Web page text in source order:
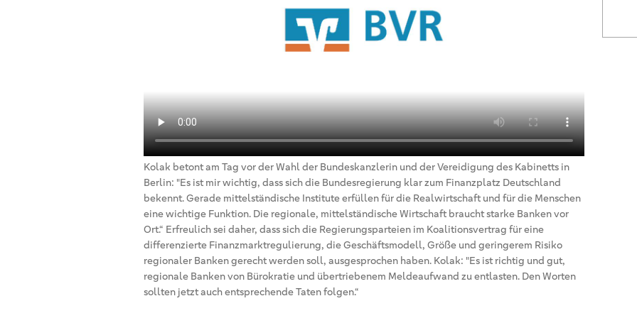
Kolak betont am Tag vor der Wahl der Bundeskanzlerin und der Vereidigung des Kabinetts in
Berlin: "Es ist mir wichtig, dass sich die Bundesregierung klar zum Finanzplatz Deutschland
bekennt. Gerade mittelständische Institute erfüllen für die Realwirtschaft und für die Menschen
eine wichtige Funktion. Die regionale, mittelständische Wirtschaft braucht starke Banken vor
Ort.“ Erfreulich sei daher, dass sich die Regierungsparteien im Koalitionsvertrag für eine
differenzierte Finanzmarktregulierung, die Geschäftsmodell, Größe und geringerem Risiko
regionaler Banken gerecht werden soll, ausgesprochen haben. Kolak: "Es ist richtig und gut,
regionale Banken von Bürokratie und übertriebenem Meldeaufwand zu entlasten. Den Worten
sollten jetzt auch entsprechende Taten folgen.“